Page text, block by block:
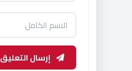
إرسال التعليق